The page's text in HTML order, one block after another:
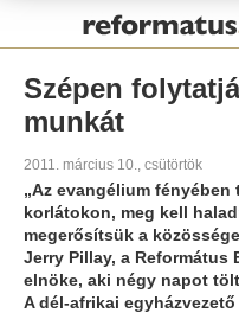
Szépen
munkát
2011. március 10., csütörtök
„Az evangélium
korlátokon, meg kell
megerősítsük a
Jerry Pillay, a Református
elnöke, aki négy napot
A dél-afrikai